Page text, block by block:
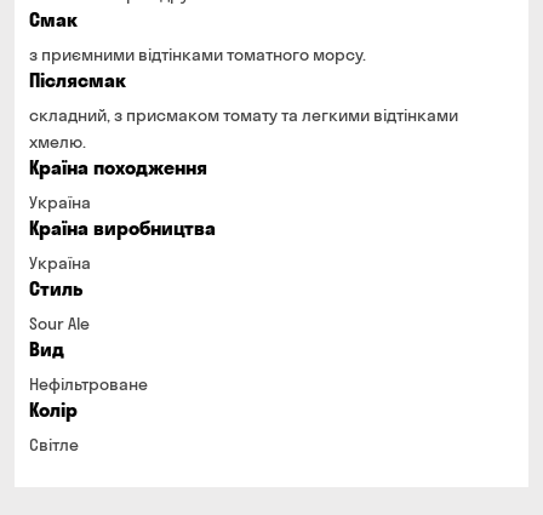
Смак
з приємними відтінками томатного морсу.
Післясмак
складний, з присмаком томату та легкими відтінками
хмелю.
Країна походження
Україна
Країна виробництва
Україна
Стиль
Sour Ale
Вид
Нефільтроване
Колір
Світле